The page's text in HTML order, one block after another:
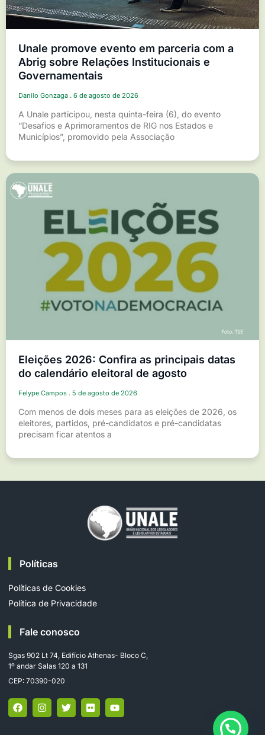
Unale promove evento em parceria com a
Abrig sobre Relações Institucionais e
Governamentais
Danilo Gonzaga 6 de agosto de 2026
A Unale participou, nesta quinta-feira (6), do evento
“Desafios e Aprimoramentos de RIG nos Estados e
Municípios”, promovido pela Associação
Eleições 2026: Confira as principais datas
do calendário eleitoral de agosto
Felype Campos 5 de agosto de 2026
Com menos de dois meses para as eleições de 2026, os
eleitores, partidos, pré-candidatos e pré-candidatas
precisam ficar atentos a
Políticas
Políticas de Cookies
Política de Privacidade
Fale conosco
Sgas 902 Lt 74, Edifício Athenas- Bloco C,
1º andar Salas 120 a 131
CEP: 70390-020